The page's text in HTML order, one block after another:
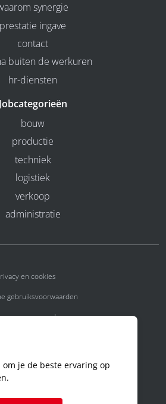
synergie
prestatie ingave
contact
buiten de werkuren
hr-diensten
Jobcategorieën
bouw
productie
techniek
logistiek
verkoop
administratie
en cookies
gebruiksvoorwaarden
voorwaarden
code of conduct
rechten ivm privacy
je de beste ervaring op